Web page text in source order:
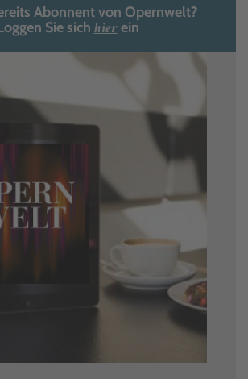
Abonnent von Opernwelt?
Sie sich hierein